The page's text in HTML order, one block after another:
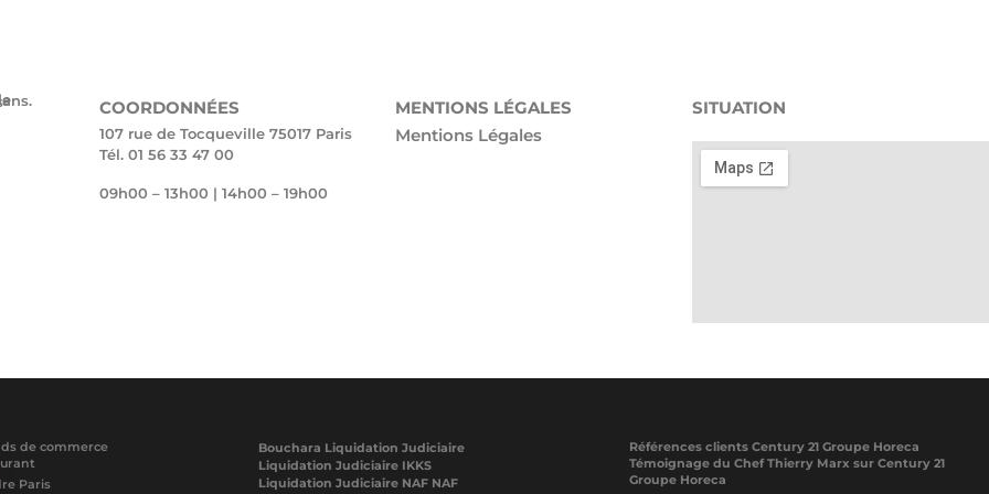
35 ans. COORDONNÉES
107 rue de Tocqueville 75017 Paris
Tél. 01 56 33 47 00
09h00 – 13h00 | 14h00 – 19h00
MENTIONS LÉGALES
Mentions Légales
SITUATION
de commerce
Paris
Bouchara Liquidation Judiciaire
Liquidation Judiciaire IKKS
Liquidation Judiciaire NAF NAF
Références clients Century 21 Groupe Horeca
Témoignage du Chef Thierry Marx sur Century 21
Groupe Horeca